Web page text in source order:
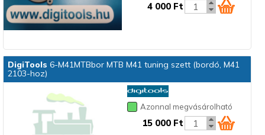
4 000 Ft
DigiTools 6-M41MTBbor MTB M41 tuning szett (bordó, M41
2103-hoz)
Azonnal megvásárolható
15 000 Ft